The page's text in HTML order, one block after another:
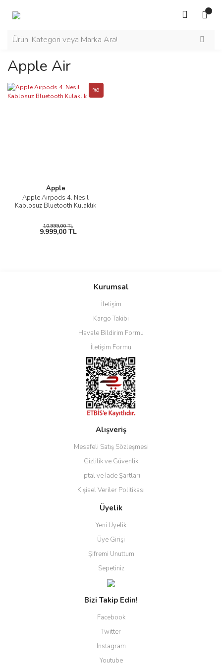
Apple Air
Apple
Apple Airpods 4. Nesil
Kablosuz Bluetooth Kulaklık
%9
10.999,00 TL
9.999,00 TL
Kurumsal
İletişim
Kargo Takibi
Havale Bildirim Formu
İletişim Formu
Alışveriş
Mesafeli Satış Sözleşmesi
Gizlilik ve Güvenlik
İptal ve İade Şartları
Kişisel Veriler Politikası
Üyelik
Yeni Üyelik
Üye Girişi
Şifremi Unuttum
Sepetiniz
Bizi Takip Edin!
Facebook
Twitter
Instagram
Youtube